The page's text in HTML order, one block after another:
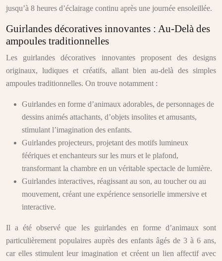
jusqu’à 8 heures d’éclairage continu après une journée ensoleillée.
Guirlandes décoratives innovantes : Au-Delà des
ampoules traditionnelles
Les guirlandes décoratives innovantes proposent des designs
originaux, ludiques et créatifs, allant bien au-delà des simples
ampoules traditionnelles. On trouve notamment :
Guirlandes en forme d’animaux adorables, de personnages de
dessins animés attachants, d’objets insolites et amusants,
stimulant l’imagination des enfants.
Guirlandes projecteurs, projetant des motifs lumineux
féériques et enchanteurs sur les murs et le plafond,
transformant la chambre en un véritable spectacle de lumière.
Guirlandes interactives, réagissant au son, au toucher ou au
mouvement, créant une expérience sensorielle immersive et
interactive.
Il a été observé que les guirlandes en forme d’animaux sont
particulièrement populaires auprès des enfants âgés de 3 à 6 ans,
car elles stimulent leur imagination et créent un lien affectif avec